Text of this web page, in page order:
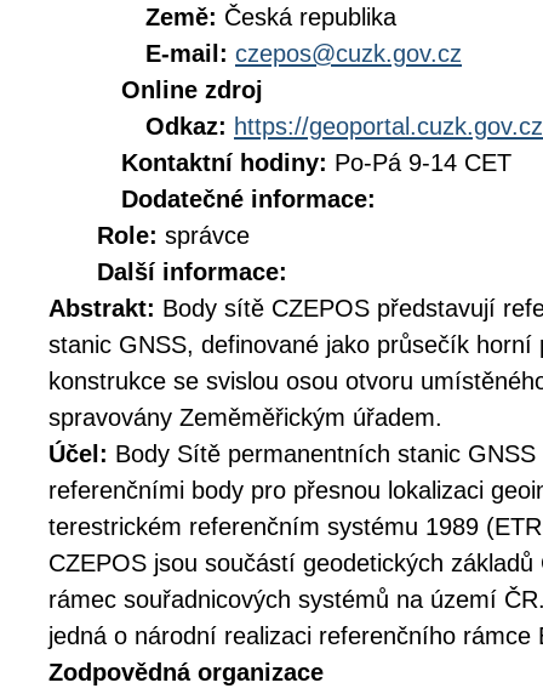
Země: Česká republika
E-mail: czepos@cuzk.gov.cz
Online zdroj
Odkaz: https://geoportal.cuzk.gov.cz
Kontaktní hodiny: Po-Pá 9-14 CET
Dodatečné informace:
Role: správce
Další informace:
Abstrakt: Body sítě CZEPOS představují
stanic GNSS, definované jako průsečík horní
konstrukce se svislou osou otvoru
spravovány Zeměměřickým úřadem.
Účel: Body Sítě permanentních stanic
referenčními body pro přesnou lokalizaci
terestrickém referenčním systému 1989
CZEPOS jsou součástí geodetických
rámec souřadnicových systémů na území
jedná o národní realizaci referenčního rámce
Zodpovědná organizace